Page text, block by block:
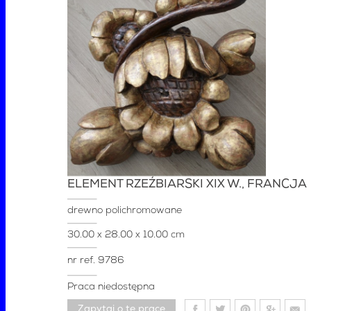
ELEMENT RZEŹBIARSKI XIX W., FRANCJA
drewno polichromowane
30.00 x 28.00 x 10.00 cm
nr ref. 9786
Praca niedostępna